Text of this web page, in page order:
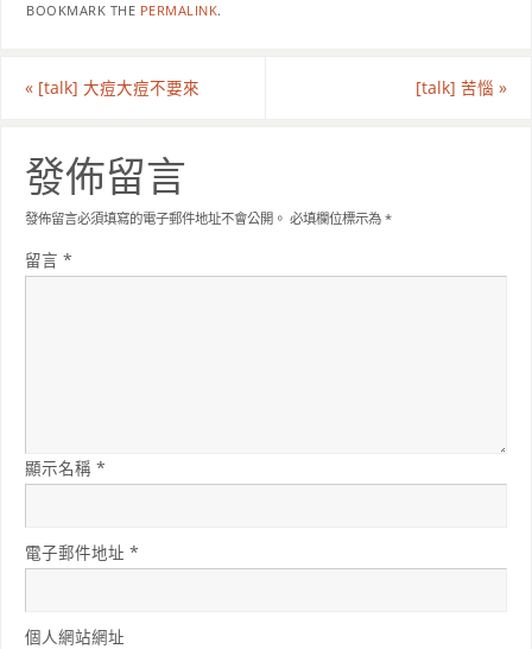
BOOKMARK THE PERMALINK.
« [talk] 大痘大痘不要來 [talk] 苦惱 »
發佈留言
發佈留言必須填寫的電子郵件地址不會公開。 必填欄位標示為*
留言*
顯示名稱*
電子郵件地址*
個人網站網址